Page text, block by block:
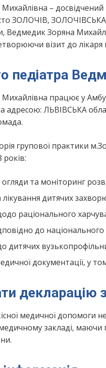
– досвідчений
ЗОЛОЧІВ,
Ведмедик Зоряна
візит до
педіатра
працює у
адресою: ЛЬВІВСЬКА
групової практики
огляди та моніторинг
лікування дитячих
раціонального
до
дитячих
документації, у
медичної допомоги
закладі, маючи